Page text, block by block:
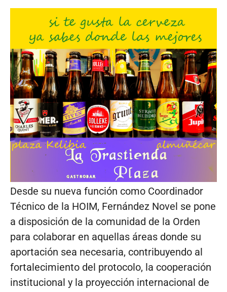
Desde su nueva función como Coordinador
Técnico de la HOIM, Fernández Novel se pone
a disposición de la comunidad de la Orden
para colaborar en aquellas áreas donde su
aportación sea necesaria, contribuyendo al
fortalecimiento del protocolo, la cooperación
institucional y la proyección internacional de